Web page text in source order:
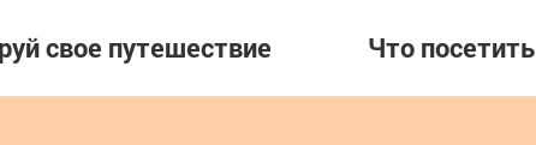
свое путешествие Что посетить